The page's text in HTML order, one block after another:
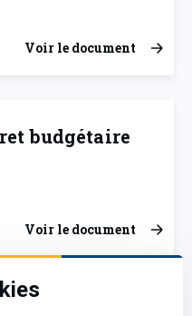
Voir le document
budgétaire
Voir le document